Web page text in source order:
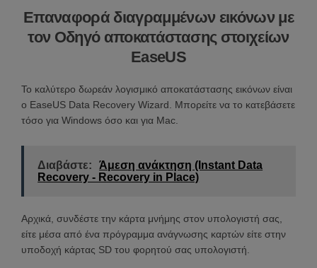
Επαναφορά διαγραμμένων εικόνων με
τον Οδηγό αποκατάστασης στοιχείων
EaseUS
Το καλύτερο δωρεάν λογισμικό αποκατάστασης εικόνων είναι
ο EaseUS Data Recovery Wizard. Μπορείτε να το κατεβάσετε
τόσο για Windows όσο και για Mac.
Διαβάστε:
Άμεση ανάκτηση (Instant Data
Recovery - Recovery in Place)
Αρχικά, συνδέστε την κάρτα μνήμης στον υπολογιστή σας,
είτε μέσα από ένα πρόγραμμα ανάγνωσης καρτών είτε στην
υποδοχή κάρτας SD του φορητού σας υπολογιστή.